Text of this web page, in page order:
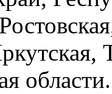
области.